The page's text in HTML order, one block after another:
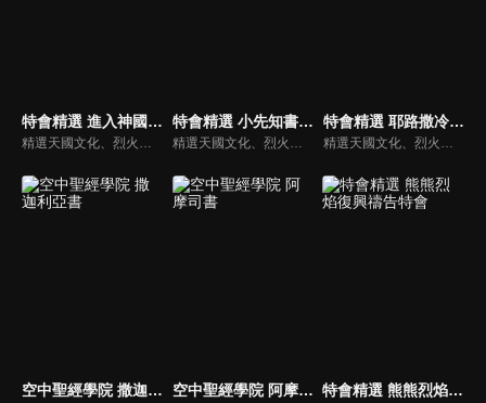
特會精選 進入神國的豐盛
精選天國文化、烈火特會、超自然大能與使徒性教會等特會，幫助我們更加明白神的心意，好讓我們的生命能走在神的道路上進入命定。
特會精選 小先知書系列
精選天國文化、烈火特會、超自然大能與使徒性教會等特會，幫助我們更加明白神的心意，好讓我們的生命能走在神的道路上進入命定。
特會精選 耶路撒冷烈火特會
精選天國文化、烈火特會、超自然大能與使徒性教會等特會，幫助我們更加明白神的心意，好讓我們的生命能走在神的道路上進入命定。
空中聖經學院 撒迦利亞書 空中聖經學院 阿摩司書 特會精選 熊熊烈焰復興禱告特會